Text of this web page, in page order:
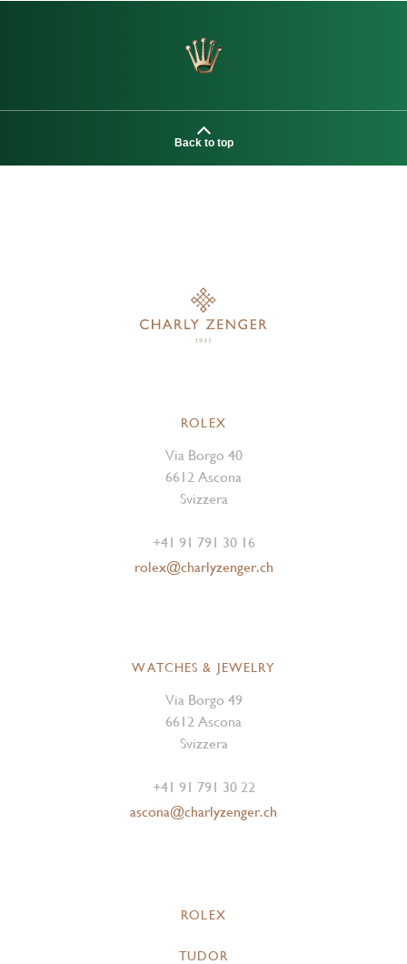
Back to top
ROLEX
Via Borgo 40
6612 Ascona
Svizzera
+41 91 791 30 16
rolex@charlyzenger.ch
WATCHES & JEWELRY
Via Borgo 49
6612 Ascona
Svizzera
+41 91 791 30 22
ascona@charlyzenger.ch
ROLEX
TUDOR